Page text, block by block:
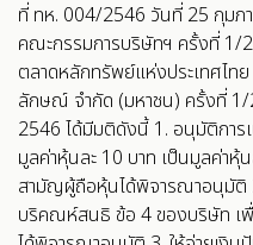
ที่ ทห. 004/2546 วันที่ 25 กุมภ
คณะกรรมการบริษัทฯ ครั้งที่ 1/
ตลาดหลักทรัพย์แห่งประเทศไท
ลักษณ์ จำกัด (มหาชน) ครั้งที่
2546 ได้มีมติดังนี้ 1. อนุมัติการ
มูลค่าหุ้นละ 10 บาท เป็นมูลค่าหุ้
สามัญผู้ถือหุ้นได้พิจารณาอนุมัติ
บริคณห์สนธิ ข้อ 4 ของบริษัท เ